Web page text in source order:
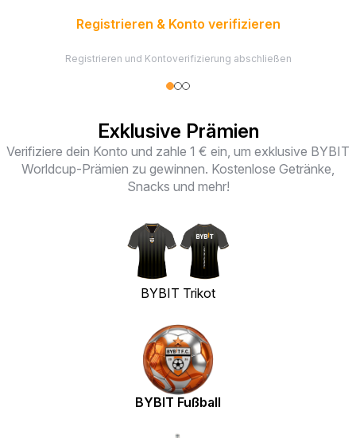
Registrieren & Konto verifizieren
Registrieren und Kontoverifizierung abschließen
Exklusive Prämien
Verifiziere dein Konto und zahle 1 € ein, um exklusive BYBIT
Worldcup-Prämien zu gewinnen. Kostenlose Getränke,
Snacks und mehr!
BYBIT Trikot
BYBIT Fußball